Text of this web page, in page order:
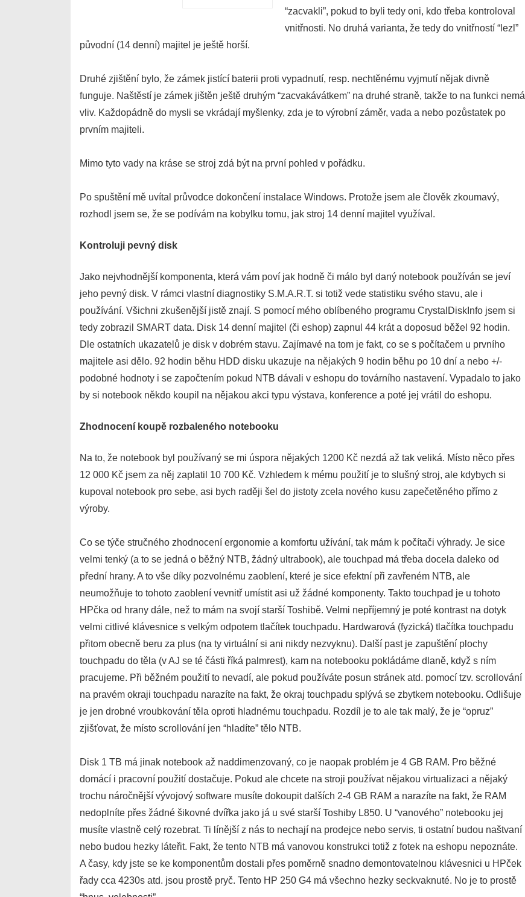
“zacvakli”, pokud to byli tedy oni, kdo třeba kontroloval
vnitřnosti. No druhá varianta, že tedy do vnitřností “lezl”
původní (14 denní) majitel je ještě horší.
Druhé zjištění bylo, že zámek jistící baterii proti vypadnutí, resp. nechtěnému vyjmutí nějak divně
funguje. Naštěstí je zámek jištěn ještě druhým “zacvakávátkem” na druhé straně, takže to na funkci nemá
vliv. Každopádně do mysli se vkrádají myšlenky, zda je to výrobní záměr, vada a nebo pozůstatek po
prvním majiteli.
Mimo tyto vady na kráse se stroj zdá být na první pohled v pořádku.
Po spuštění mě uvítal průvodce dokončení instalace Windows. Protože jsem ale člověk zkoumavý,
rozhodl jsem se, že se podívám na kobylku tomu, jak stroj 14 denní majitel využíval.
Kontroluji pevný disk
Jako nejvhodnější komponenta, která vám poví jak hodně či málo byl daný notebook používán se jeví
jeho pevný disk. V rámci vlastní diagnostiky S.M.A.R.T. si totiž vede statistiku svého stavu, ale i
používání. Všichni zkušenější jistě znají. S pomocí mého oblíbeného programu CrystalDiskInfo jsem si
tedy zobrazil SMART data. Disk 14 denní majitel (či eshop) zapnul 44 krát a doposud běžel 92 hodin.
Dle ostatních ukazatelů je disk v dobrém stavu. Zajímavé na tom je fakt, co se s počítačem u prvního
majitele asi dělo. 92 hodin běhu HDD disku ukazuje na nějakých 9 hodin běhu po 10 dní a nebo +/-
podobné hodnoty i se započtením pokud NTB dávali v eshopu do továrního nastavení. Vypadalo to jako
by si notebook někdo koupil na nějakou akci typu výstava, konference a poté jej vrátil do eshopu.
Zhodnocení koupě rozbaleného notebooku
Na to, že notebook byl používaný se mi úspora nějakých 1200 Kč nezdá až tak veliká. Místo něco přes
12 000 Kč jsem za něj zaplatil 10 700 Kč. Vzhledem k mému použití je to slušný stroj, ale kdybych si
kupoval notebook pro sebe, asi bych raději šel do jistoty zcela nového kusu zapečetěného přímo z
výroby.
Co se týče stručného zhodnocení ergonomie a komfortu užívání, tak mám k počítači výhrady. Je sice
velmi tenký (a to se jedná o běžný NTB, žádný ultrabook), ale touchpad má třeba docela daleko od
přední hrany. A to vše díky pozvolnému zaoblení, které je sice efektní při zavřeném NTB, ale
neumožňuje to tohoto zaoblení vevnitř umístit asi už žádné komponenty. Takto touchpad je u tohoto
HPčka od hrany dále, než to mám na svojí starší Toshibě. Velmi nepříjemný je poté kontrast na dotyk
velmi citlivé klávesnice s velkým odpotem tlačítek touchpadu. Hardwarová (fyzická) tlačítka touchpadu
přitom obecně beru za plus (na ty virtuální si ani nikdy nezvyknu). Další past je zapuštění plochy
touchpadu do těla (v AJ se té části říká palmrest), kam na notebooku pokládáme dlaně, když s ním
pracujeme. Při běžném použití to nevadí, ale pokud používáte posun stránek atd. pomocí tzv. scrollování
na pravém okraji touchpadu narazíte na fakt, že okraj touchpadu splývá se zbytkem notebooku. Odlišuje
je jen drobné vroubkování těla oproti hladnému touchpadu. Rozdíl je to ale tak malý, že je “opruz”
zjišťovat, že místo scrollování jen “hladíte” tělo NTB.
Disk 1 TB má jinak notebook až naddimenzovaný, co je naopak problém je 4 GB RAM. Pro běžné
domácí i pracovní použití dostačuje. Pokud ale chcete na stroji používat nějakou virtualizaci a nějaký
trochu náročnější vývojový software musíte dokoupit dalších 2-4 GB RAM a narazíte na fakt, že RAM
nedoplníte přes žádné šikovné dvířka jako já u své starší Toshiby L850. U “vanového” notebooku jej
musíte vlastně celý rozebrat. Ti línější z nás to nechají na prodejce nebo servis, ti ostatní budou naštvaní
nebo budou hezky láteřit. Fakt, že tento NTB má vanovou konstrukci totiž z fotek na eshopu nepoznáte.
A časy, kdy jste se ke komponentům dostali přes poměrně snadno demontovatelnou klávesnici u HPček
řady cca 4230s atd. jsou prostě pryč. Tento HP 250 G4 má všechno hezky seckvaknuté. No je to prostě